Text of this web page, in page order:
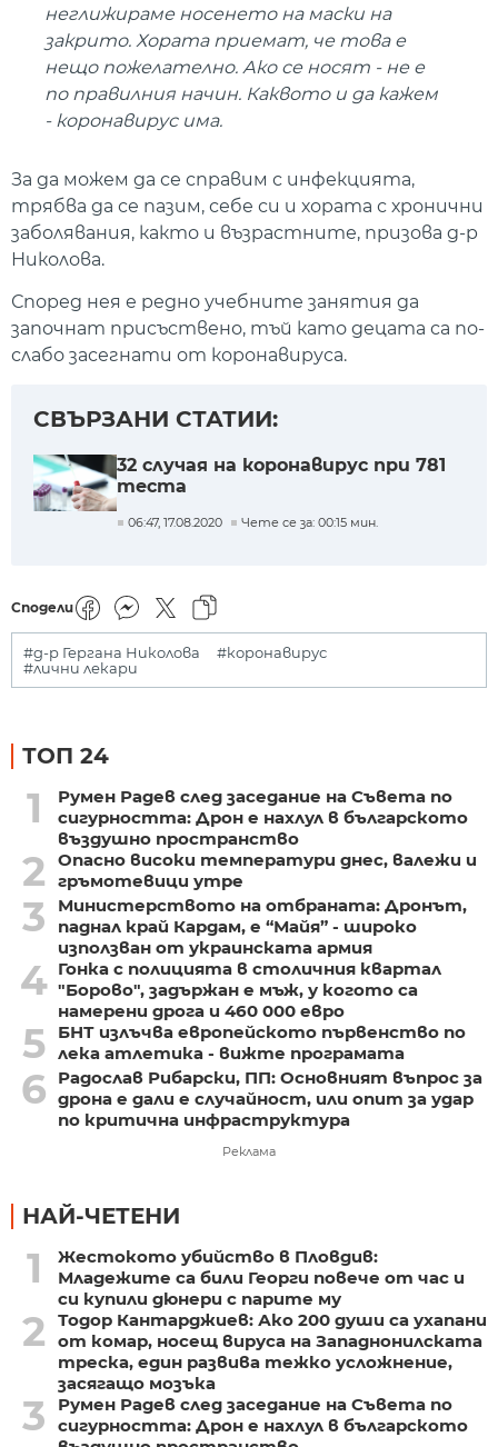
неглижираме носенето на маски на
закрито. Хората приемат, че това е
нещо пожелателно. Ако се носят - не е
по правилния начин. Каквото и да кажем
- коронавирус има.
За да можем да се справим с инфекцията,
трябва да се пазим, себе си и хората с хронични
заболявания, както и възрастните, призова д-р
Николова.
Според нея е редно учебните занятия да
започнат присъствено, тъй като децата са по-
слабо засегнати от коронавируса.
СВЪРЗАНИ СТАТИИ:
32 случая на коронавирус при 781
теста
06:47, 17.08.2020 Чете се за: 00:15 мин.
Сподели
#д-р Гергана Николова
#коронавирус
#лични лекари
ТОП 24
1
Румен Радев след заседание на Съвета по
сигурността: Дрон е нахлул в българското
въздушно пространство
2
Опасно високи температури днес, валежи и
гръмотевици утре
3
Министерството на отбраната: Дронът,
паднал край Кардам, е “Майя” - широко
използван от украинската армия
4 Гонка с полицията в столичния квартал
"Борово", задържан е мъж, у когото са
намерени дрога и 460 000 евро
5
БНТ излъчва европейското първенство по
лека атлетика - вижте програмата
6
Радослав Рибарски, ПП: Основният въпрос за
дрона е дали е случайност, или опит за удар
по критична инфраструктура
Реклама
НАЙ-ЧЕТЕНИ
1
Жестокото убийство в Пловдив:
Младежите са били Георги повече от час и
си купили дюнери с парите му
2
Тодор Кантарджиев: Ако 200 души са ухапани
от комар, носещ вируса на Западнонилската
треска, един развива тежко усложнение,
засягащо мозъка
3
Румен Радев след заседание на Съвета по
сигурността: Дрон е нахлул в българското